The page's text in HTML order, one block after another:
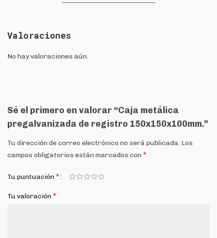
Valoraciones
No hay valoraciones aún.
Sé el primero en valorar “Caja metálica
pregalvanizada de registro 150x150x100mm.”
Tu dirección de correo electrónico no será publicada. Los
campos obligatorios están marcados con *
Tu puntuación*
Tu valoración*